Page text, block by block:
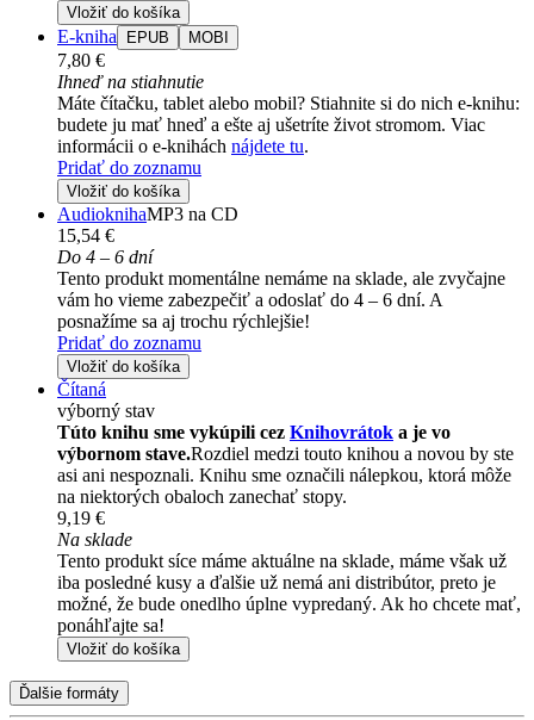
Vložiť do košíka
E-kniha EPUB MOBI
7,80 €
Ihneď na stiahnutie
Máte čítačku, tablet alebo mobil? Stiahnite si do nich e-knihu:
budete ju mať hneď a ešte aj ušetríte život stromom. Viac
informácii o e-knihách nájdete tu.
Pridať do zoznamu
Vložiť do košíka
AudioknihaMP3 na CD
15,54 €
Do 4 – 6 dní
Tento produkt momentálne nemáme na sklade, ale zvyčajne
vám ho vieme zabezpečiť a odoslať do 4 – 6 dní. A
posnažíme sa aj trochu rýchlejšie!
Pridať do zoznamu
Vložiť do košíka
Čítaná
výborný stav
Túto knihu sme vykúpili cez Knihovrátok a je vo
výbornom stave.Rozdiel medzi touto knihou a novou by ste
asi ani nespoznali. Knihu sme označili nálepkou, ktorá môže
na niektorých obaloch zanechať stopy.
9,19 €
Na sklade
Tento produkt síce máme aktuálne na sklade, máme však už
iba posledné kusy a ďalšie už nemá ani distribútor, preto je
možné, že bude onedlho úplne vypredaný. Ak ho chcete mať,
ponáhľajte sa!
Vložiť do košíka
Ďalšie formáty